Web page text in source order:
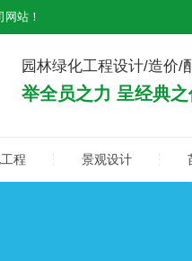
站！
园林绿化工程设计/造价/
举全员之力 呈经典之
程 景观设计